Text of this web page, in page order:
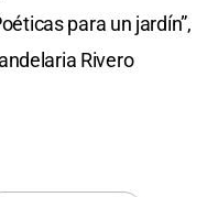
para un jardín”,
Rivero